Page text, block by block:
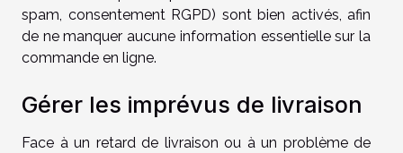
spam, consentement RGPD) sont bien activés, afin
de ne manquer aucune information essentielle sur la
commande en ligne.
Gérer les imprévus de livraison
Face à un retard de livraison ou à un problème de